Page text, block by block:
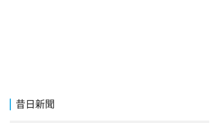
昔日新聞